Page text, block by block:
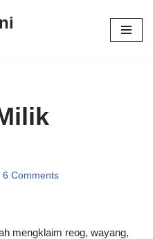
6 Comments
mengklaim reog, wayang,